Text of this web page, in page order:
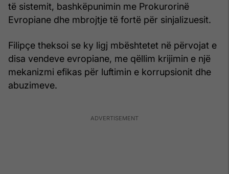
të sistemit, bashkëpunimin me Prokurorinë
Evropiane dhe mbrojtje të fortë për sinjalizuesit.
Filipçe theksoi se ky ligj mbështetet në përvojat e
disa vendeve evropiane, me qëllim krijimin e një
mekanizmi efikas për luftimin e korrupsionit dhe
abuzimeve.